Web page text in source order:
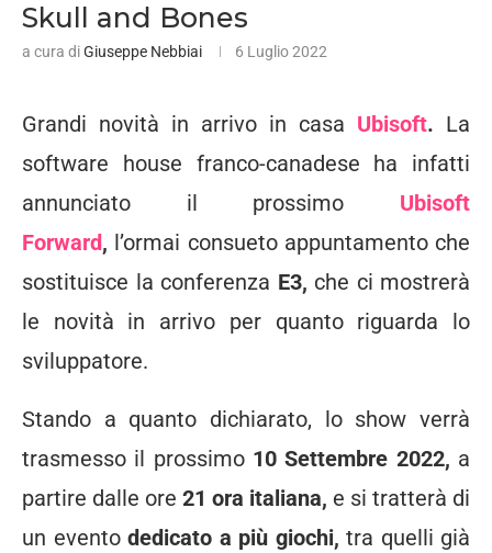
Skull and Bones
a cura diGiuseppe Nebbiai 6 Luglio 2022
Grandi novità in arrivo in casa Ubisoft. La
software house franco-canadese ha infatti
annunciato il prossimo Ubisoft
Forward, l’ormai consueto appuntamento che
sostituisce la conferenza E3, che ci mostrerà
le novità in arrivo per quanto riguarda lo
sviluppatore.
Stando a quanto dichiarato, lo show verrà
trasmesso il prossimo 10 Settembre 2022, a
partire dalle ore 21 ora italiana, e si tratterà di
un evento dedicato a più giochi, tra quelli già